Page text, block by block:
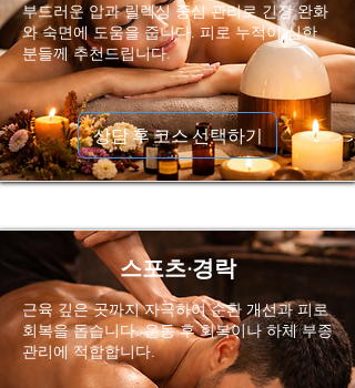
부드러운 압과 릴렉싱 중심 관리로 긴장 완화
와 숙면에 도움을 줍니다. 피로 누적이 심한
분들께 추천드립니다.
상담 후 코스 선택하기
스포츠·경락
근육 깊은 곳까지 자극하여 순환 개선과 피로
회복을 돕습니다. 운동 후 회복이나 하체 부종
관리에 적합합니다.